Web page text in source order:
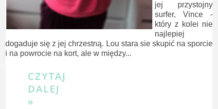
jej przystojny
surfer, Vince -
który z kolei nie
najlepiej
dogaduje się z jej chrzestną. Lou stara sie skupić na sporcie
i na powrocie na kort, ale w między...
CZYTAJ
DALEJ
»